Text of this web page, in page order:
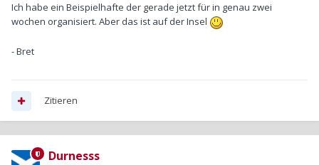
Ich habe ein Beispielhafte der gerade jetzt für in genau zwei
wochen organisiert. Aber das ist auf der Insel
- Bret
Zitieren
Durnesss